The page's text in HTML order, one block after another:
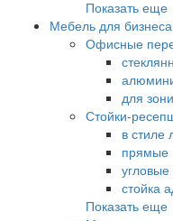
Показать еще
Мебель для бизнеса
Офисные
для
Стойки-
в стиле
прямые
угловые
стойка
Показать еще